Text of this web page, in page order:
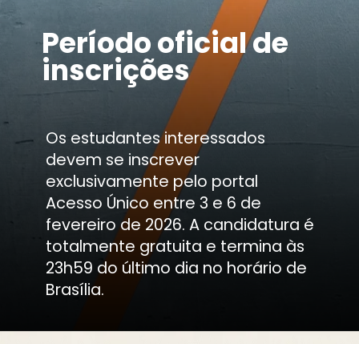
Os estudantes interessados
devem se inscrever
exclusivamente pelo portal
Acesso Único entre 3 e 6 de
fevereiro de 2026. A candidatura é
totalmente gratuita e termina às
23h59 do último dia no horário de
Brasília.
Período oficial de
inscrições